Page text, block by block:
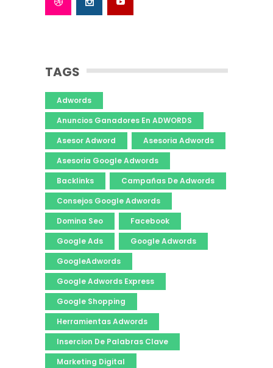
TAGS
Adwords
Anuncios Ganadores En ADWORDS
Asesor Adword
Asesoria Adwords
Asesoria Google Adwords
Backlinks
Campañas De Adwords
Consejos Google Adwords
Domina Seo
Facebook
Google Ads
Google Adwords
GoogleAdwords
Google Adwords Express
Google Shopping
Herramientas Adwords
Insercion De Palabras Clave
Marketing Digital